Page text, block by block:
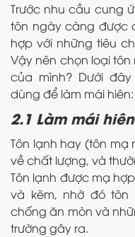
Trước nhu cầu cung
tôn ngày càng được
hợp với những tiêu
Vậy nên chọn loại
của mình? Dưới
dùng để làm mái hiên:
2.1 Làm mái
Tôn lạnh hay (tôn
về chất lượng, và
Tôn lạnh được mạ
và kẽm, nhờ đó
chống ăn mòn và
trường gây ra.